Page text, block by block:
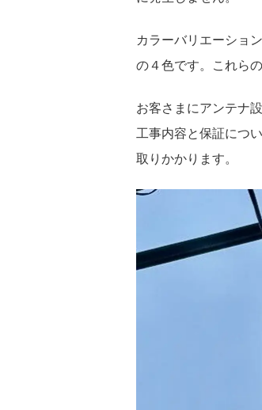
カラーバリエーショ
の４色です。これら
お客さまにアンテナ
工事内容と保証につ
取りかかります。